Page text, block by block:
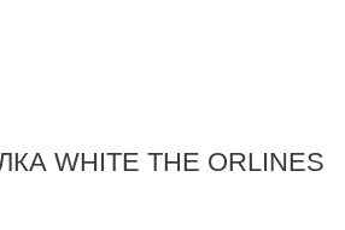
WHITE THE ORLINES